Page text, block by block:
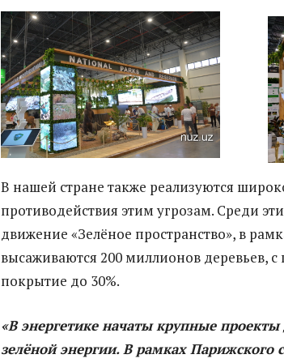
В нашей стране также реализуются
противодействия этим угрозам. Среди
движение «Зелёное пространство», в
высаживаются 200 миллионов деревьев, с
покрытие до 30%.
«В энергетике начаты крупные
зелёной энергии. В рамках